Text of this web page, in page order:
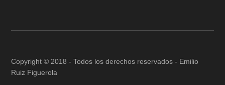
Copyright © 2018 - Todos los derechos reservados - Emilio
Ruiz Figuerola